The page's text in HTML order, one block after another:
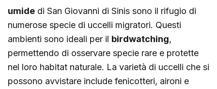
umide di San Giovanni di Sinis sono il rifugio di
numerose specie di uccelli migratori. Questi
ambienti sono ideali per il birdwatching,
permettendo di osservare specie rare e protette
nel loro habitat naturale. La varietà di uccelli che si
possono avvistare include fenicotteri, aironi e